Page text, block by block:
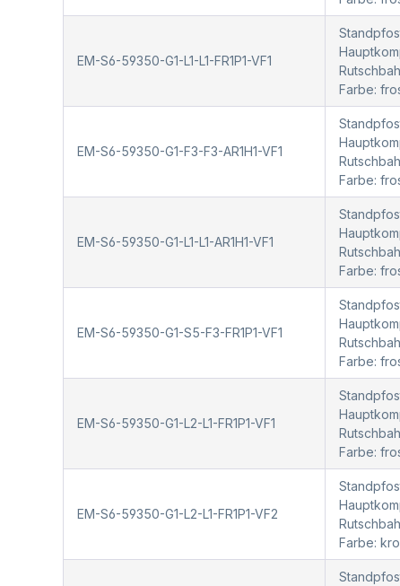
EM-S6-59350-G1-L1-L1-FR1P1-VF1
Farbe:
EM-S6-59350-G1-F3-F3-AR1H1-VF1
Farbe:
EM-S6-59350-G1-L1-L1-AR1H1-VF1
Farbe:
EM-S6-59350-G1-S5-F3-FR1P1-VF1
Farbe:
EM-S6-59350-G1-L2-L1-FR1P1-VF1
Farbe:
EM-S6-59350-G1-L2-L1-FR1P1-VF2
Farbe: